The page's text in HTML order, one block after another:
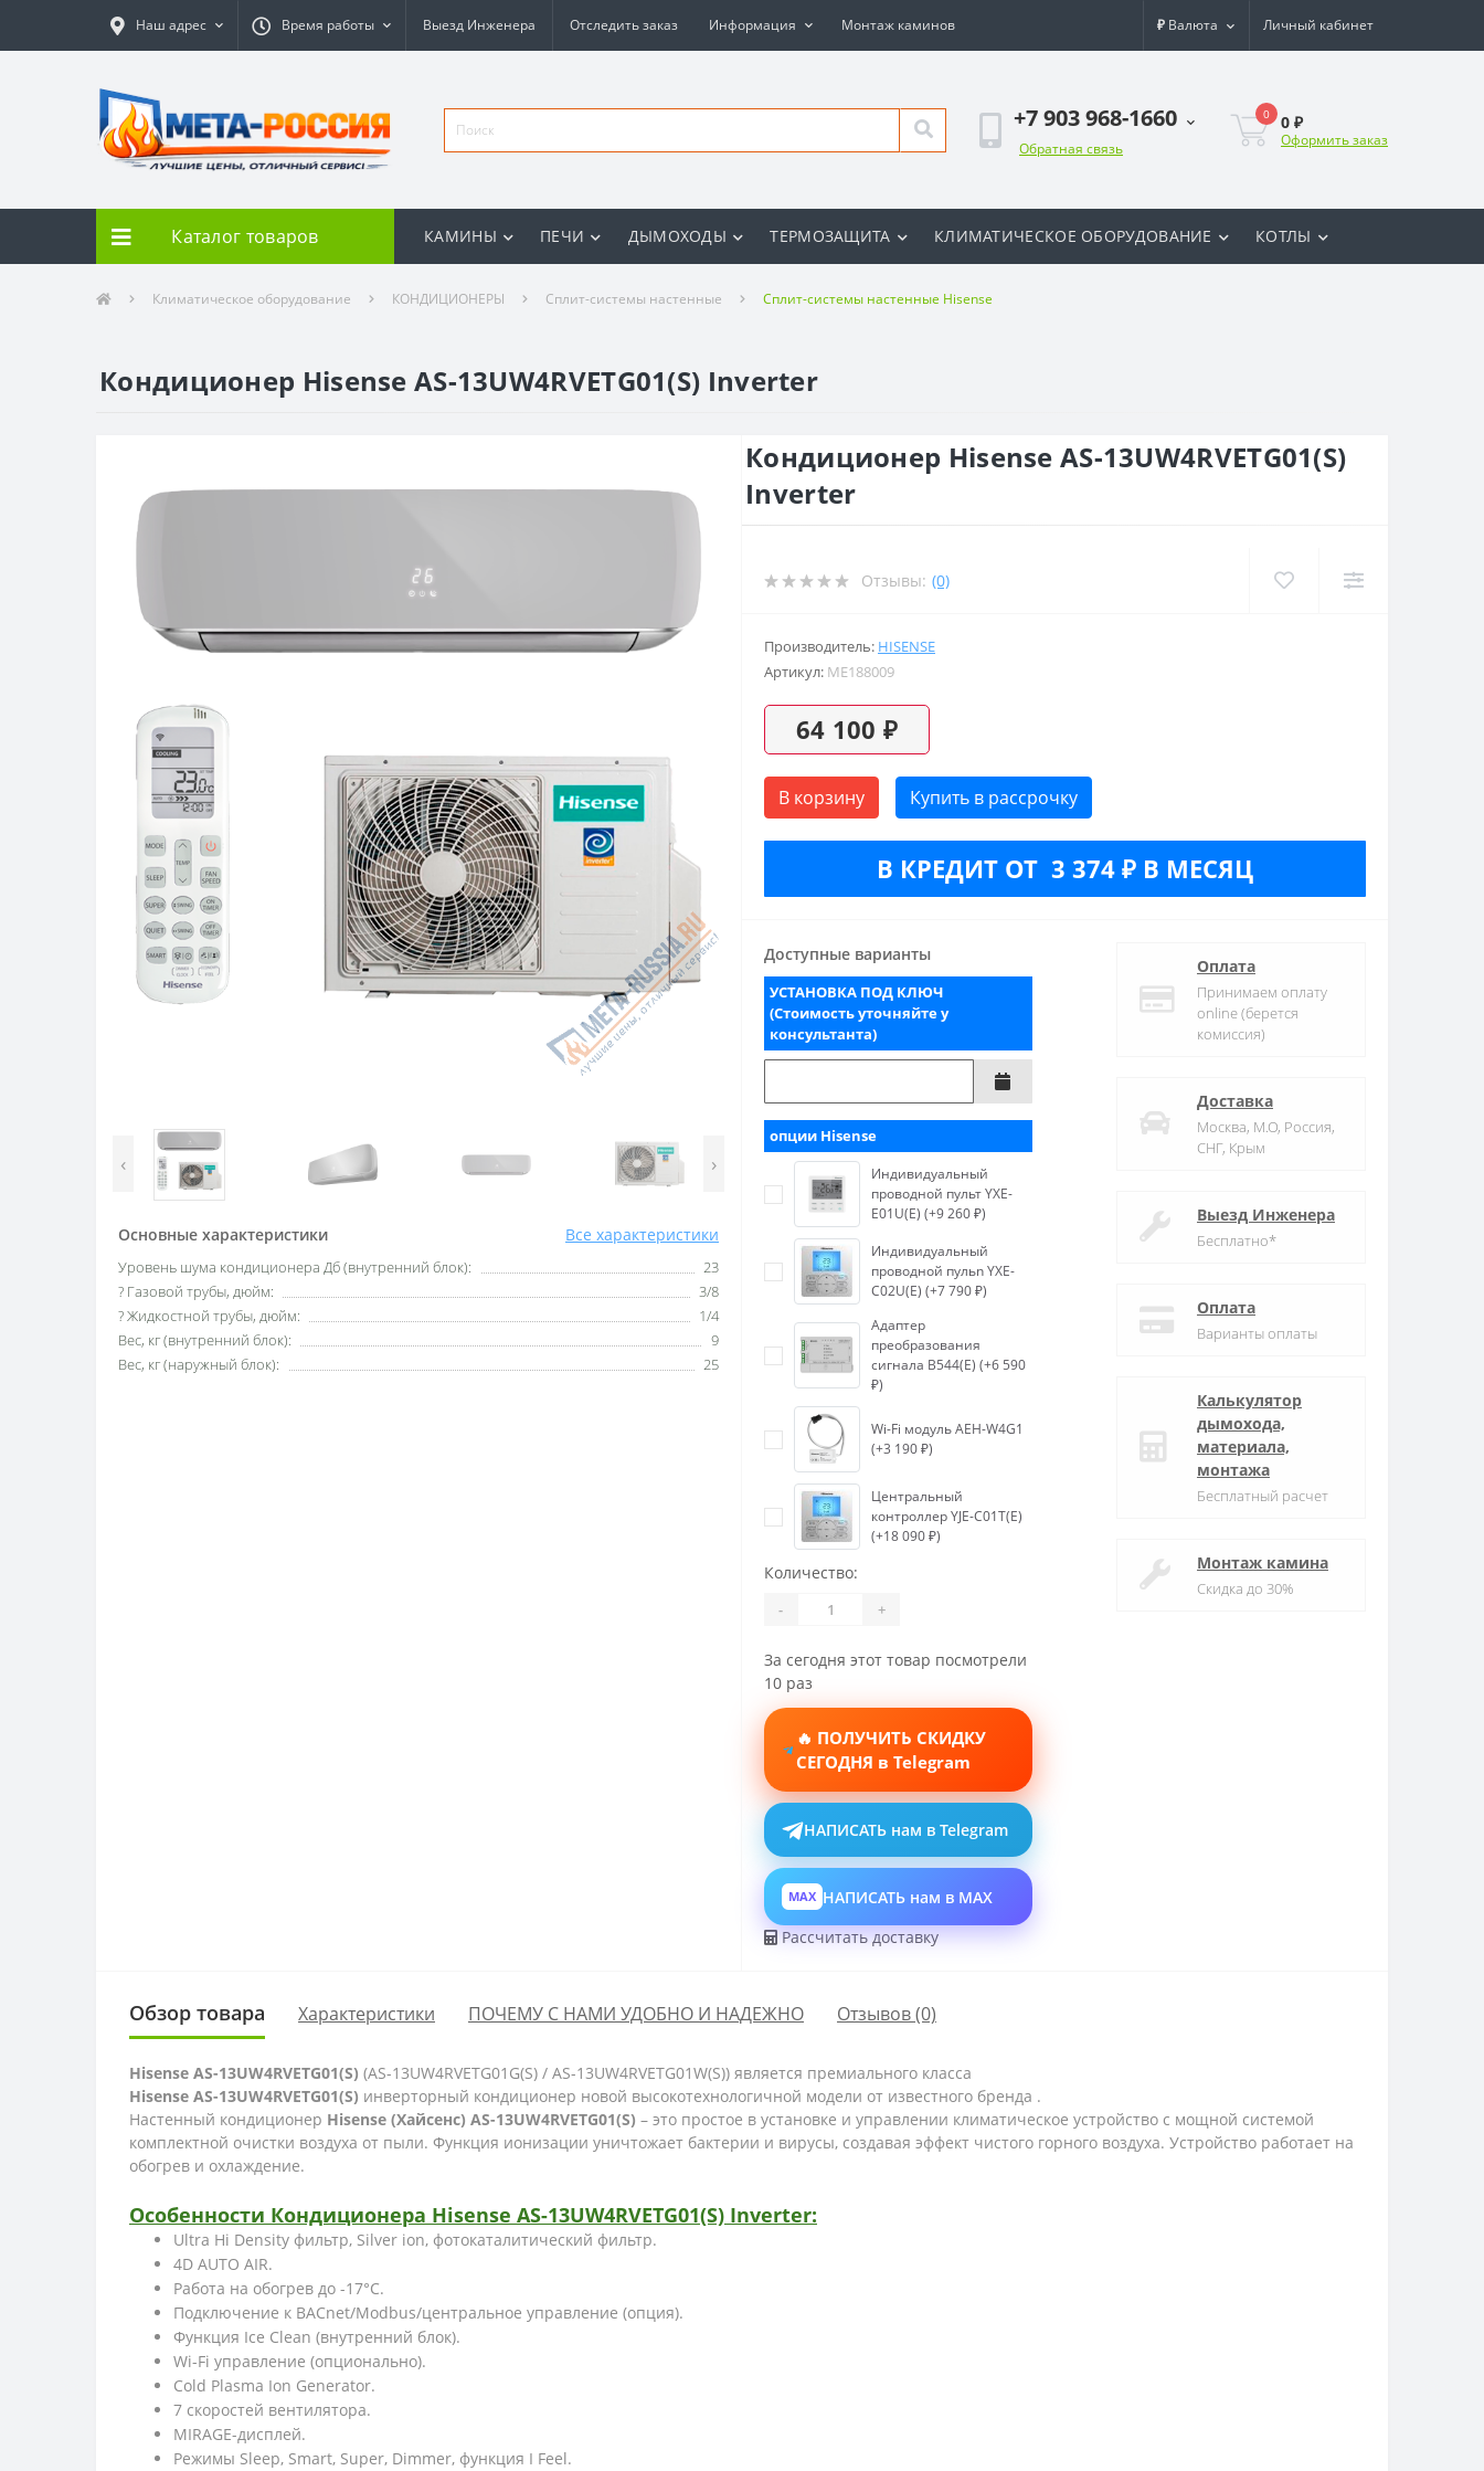
Наш адрес Время работы Выезд Инженера Отследить заказ Информация Монтаж каминов ₽ Валюта Личный кабинет
+7 903 968-1660
Обратная связь
0 0 ₽
Оформить заказ
Каталог товаров КАМИНЫ ПЕЧИ ДЫМОХОДЫ ТЕРМОЗАЩИТА КЛИМАТИЧЕСКОЕ ОБОРУДОВАНИЕ КОТЛЫ
Климатическое оборудование КОНДИЦИОНЕРЫ Сплит-системы настенные Сплит-системы настенные Hisense
Кондиционер Hisense AS-13UW4RVETG01(S) Inverter
‹ ›
Основные характеристики Все характеристики
Уровень шума кондиционера Дб (внутренний блок):
23
? Газовой трубы, дюйм:
3/8
? Жидкостной трубы, дюйм:
1/4
Вес, кг (внутренний блок):
9
Вес, кг (наружный блок):
25
Кондиционер Hisense AS-13UW4RVETG01(S)
Inverter
Отзывы: (0)
Производитель: HISENSE
Артикул: ME188009
64 100 ₽
В корзину Купить в рассрочку
В КРЕДИТ ОТ 3 374 ₽ В МЕСЯЦ
Доступные варианты
УСТАНОВКА ПОД КЛЮЧ
(Стоимость уточняйте у
консультанта)
опции Hisense
Индивидуальный
проводной пульт YXE-
E01U(E) (+9 260 ₽)
Индивидуальный
проводной пульn YXE-
C02U(E) (+7 790 ₽)
Адаптер
преобразования
сигнала B544(E) (+6 590
₽)
Wi-Fi модуль AEH-W4G1
(+3 190 ₽)
Центральный
контроллер YJE-C01T(E)
(+18 090 ₽)
Количество:
- +
За сегодня этот товар посмотрели
10 раз
🔥 ПОЛУЧИТЬ СКИДКУ
СЕГОДНЯ в Telegram
НАПИСАТЬ нам в Telegram
MAX НАПИСАТЬ нам в MAX
Рассчитать доставку
Оплата
Принимаем оплату
online (берется
комиссия)
Доставка
Москва, М.О, Россия,
СНГ, Крым
Выезд Инженера
Бесплатно*
Оплата
Варианты оплаты
Калькулятор
дымохода,
материала,
монтажа
Бесплатный расчет
Монтаж камина
Скидка до 30%
Обзор товара Характеристики ПОЧЕМУ С НАМИ УДОБНО И НАДЕЖНО Отзывов (0)
Hisense AS-13UW4RVETG01(S) (AS-13UW4RVETG01G(S) / AS-13UW4RVETG01W(S)) является премиального класса
Hisense AS-13UW4RVETG01(S) инверторный кондиционер новой высокотехнологичной модели от известного бренда .
Настенный кондиционер Hisense (Хайсенс) AS-13UW4RVETG01(S) – это простое в установке и управлении климатическое устройство с мощной системой
комплектной очистки воздуха от пыли. Функция ионизации уничтожает бактерии и вирусы, создавая эффект чистого горного воздуха. Устройство работает на
обогрев и охлаждение.
Особенности Кондиционера Hisense AS-13UW4RVETG01(S) Inverter:
Ultra Hi Density фильтр, Silver ion, фотокаталитический фильтр.
4D AUTO AIR.
Работа на обогрев до -17°C.
Подключение к BACnet/Modbus/центральное управление (опция).
Функция Ice Clean (внутренний блок).
Wi-Fi управление (опционально).
Cold Plasma Ion Generator.
7 скоростей вентилятора.
MIRAGE-дисплей.
Режимы Sleep, Smart, Super, Dimmer, функция I Feel.